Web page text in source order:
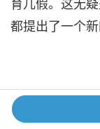
都提出了一个新